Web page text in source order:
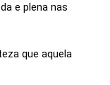
e plena nas
que aquela